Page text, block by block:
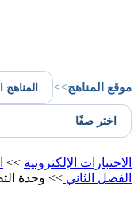
موقع المناهج>>
الاختبارات الإلكترونية >>
الفصل الثاني >> وحدة